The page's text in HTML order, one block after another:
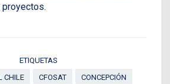
ETIQUETAS
CHILE
CFOSAT CONCEPCIÓN